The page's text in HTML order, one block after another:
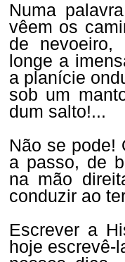
Numa
vêem os
de nevoeiro,
longe a
a planície
sob um
dum salto!...
Não se pode!
a passo, de
na mão
conduzir ao
Escrever a
hoje escrevê-